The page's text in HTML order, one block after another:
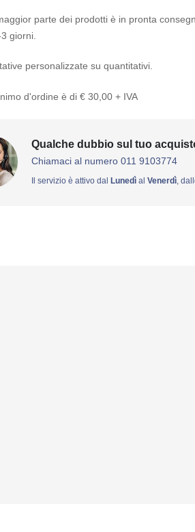
parte dei prodotti è in pronta
giorni.
personalizzate su quantitativi.
d'ordine è di € 30,00 + IVA
Qualche dubbio sul tuo
Chiamaci al numero 011 9103774
Il servizio è attivo dal Lunedìal Venerdì,